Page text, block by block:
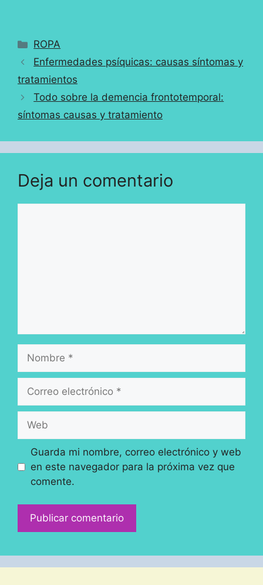
Categorías
ROPA
Enfermedades psíquicas: causas síntomas y
tratamientos
Todo sobre la demencia frontotemporal:
síntomas causas y tratamiento
Deja un comentario
Nombre
Correo
Web
Guarda mi nombre, correo electrónico y web
en este navegador para la próxima vez que
comente.